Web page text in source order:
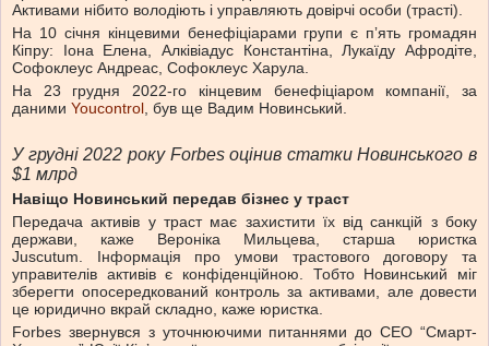
Активами нібито володіють і управляють довірчі особи (трасті).
На 10 січня кінцевими бенефіціарами групи є пʼять громадян
Кіпру: Іона Елена, Алківіадус Константіна, Лукаїду Афродіте,
Софоклеус Андреас, Софоклеус Харула.
На 23 грудня 2022-го кінцевим бенефіціаром компанії, за
даними Youcontrol, був ще Вадим Новинський.
У грудні 2022 року Forbes оцінив статки Новинського в
$1 млрд
Навіщо Новинський передав бізнес у траст
Передача активів у траст має захистити їх від санкцій з боку
держави, каже Вероніка Мильцева, старша юристка
Juscutum. Інформація про умови трастового договору та
управителів активів є конфіденційною. Тобто Новинський міг
зберегти опосередкований контроль за активами, але довести
це юридично вкрай складно, каже юристка.
Forbes звернувся з уточнюючими питаннями до СЕО “Смарт-